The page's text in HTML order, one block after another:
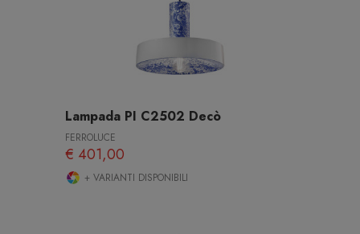
Lampada PI C2502 Decò
FERROLUCE
€ 401,00
+ VARIANTI DISPONIBILI